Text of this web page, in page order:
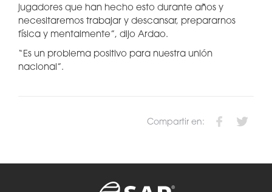
jugadores que han hecho esto durante años y
necesitaremos trabajar y descansar, prepararnos
física y mentalmente”, dijo Ardao.
“Es un problema positivo para nuestra unión
nacional”.
Compartir en: